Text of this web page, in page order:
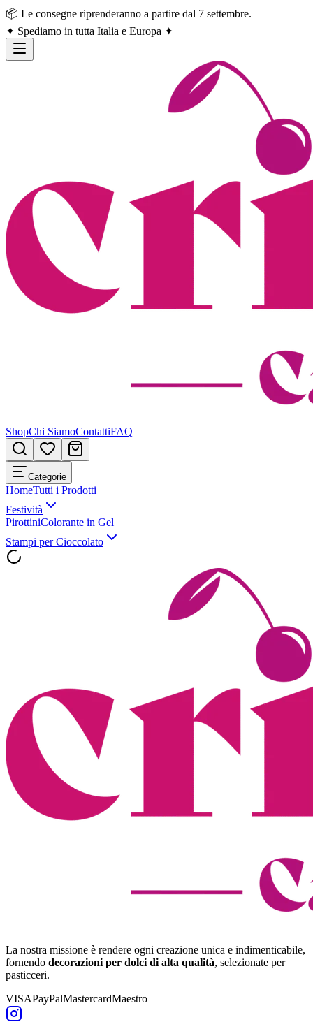
📦 Le consegne riprenderanno a partire dal 7 settembre.
✦ Spediamo in tutta Italia e Europa ✦
ShopChi SiamoContattiFAQ
Categorie
HomeTutti i Prodotti
Festività
PirottiniColorante in Gel
Stampi per Cioccolato
La nostra missione è rendere ogni creazione unica e indimenticabile,
fornendo decorazioni per dolci di alta qualità, selezionate per
pasticceri.
VISAPayPalMastercardMaestro